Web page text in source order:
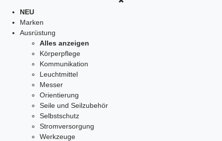
NEU
Marken
Ausrüstung
Alles anzeigen
Körperpflege
Kommunikation
Leuchtmittel
Messer
Orientierung
Seile und Seilzubehör
Selbstschutz
Stromversorgung
Werkzeuge